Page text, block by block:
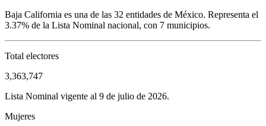
Baja California es una de las 32 entidades de México. Representa el
3.37% de la Lista Nominal nacional, con 7 municipios.
Total electores
3,363,747
Lista Nominal vigente al 9 de julio de 2026.
Mujeres